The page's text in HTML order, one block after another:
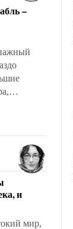
–
уже
Задача по
Однако
и
мир,